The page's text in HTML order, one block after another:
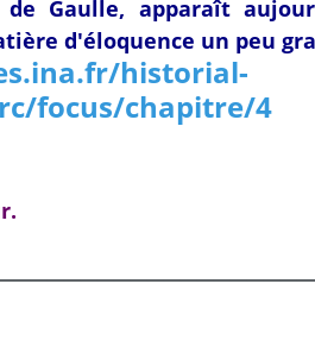
Gaulle, apparaît
d'éloquence un peu
historial-
focus/chapitre/4